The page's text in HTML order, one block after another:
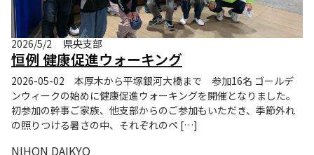
2026/5/2 県央支部
恒例 健康促進ウォーキング
2026-05-02 本厚木から平塚銀河大橋まで 参加16名 ゴールデ
ンウィークの始めに健康促進ウォーキングを開催となりました。
初参加の幹事ご家族、他支部からのご参加もいただき、季節外れ
の照りつける暑さの中、それぞれのペ […]
NIHON DAIKYO